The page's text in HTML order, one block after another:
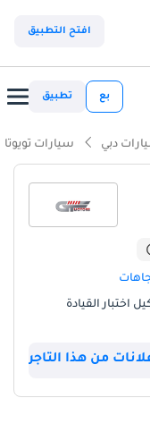
افتح التطبيق
بع تطبيق
دبي سيارات تويوتا
اختبار القيادة
من هذا التاجر